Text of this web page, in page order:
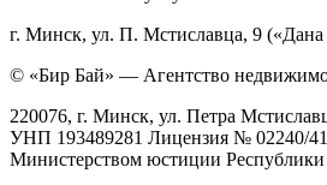
г. Минск, ул. П. Мстиславца, 9
© «Бир Бай» — Агентство
220076, г. Минск, ул. Петра
УНП 193489281 Лицензия № 02240/
Министерством юстиции Республики